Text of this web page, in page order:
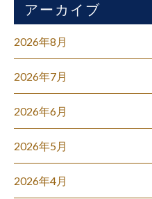
アーカイブ
2026年8月
2026年7月
2026年6月
2026年5月
2026年4月